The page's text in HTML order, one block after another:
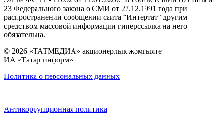
23 Федерального закона о СМИ от 27.12.1991 года при
распространении сообщений сайта “Интертат” другим
средством массовой информации гиперссылка на него
обязательна.
© 2026 «ТАТМЕДИА» акционерлык җәмгыяте
ИА «Татар-информ»
Политика о персональных данных
Антикоррупционная политика